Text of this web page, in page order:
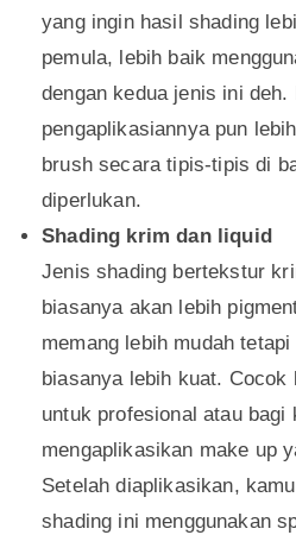
yang ingin hasil shading
pemula, lebih baik
dengan kedua jenis ini deh.
pengaplikasiannya pun
brush secara tipis-tipis di
diperlukan.
Shading krim dan liquid
Jenis shading bertekstur
biasanya akan lebih
memang lebih mudah
biasanya lebih kuat. Cocok
untuk profesional atau bagi
mengaplikasikan make up
Setelah diaplikasikan,
shading ini menggunakan